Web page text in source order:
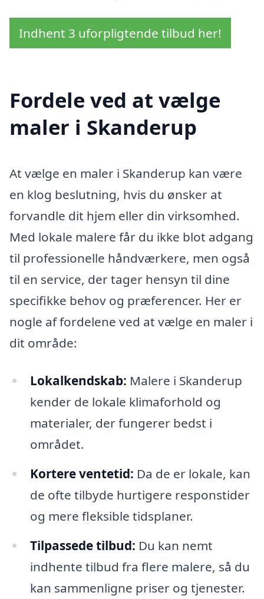
Indhent 3 uforpligtende tilbud her!
Fordele ved at vælge
maler i Skanderup
At vælge en maler i Skanderup kan være
en klog beslutning, hvis du ønsker at
forvandle dit hjem eller din virksomhed.
Med lokale malere får du ikke blot adgang
til professionelle håndværkere, men også
til en service, der tager hensyn til dine
specifikke behov og præferencer. Her er
nogle af fordelene ved at vælge en maler i
dit område:
Lokalkendskab: Malere i Skanderup
kender de lokale klimaforhold og
materialer, der fungerer bedst i
området.
Kortere ventetid: Da de er lokale, kan
de ofte tilbyde hurtigere responstider
og mere fleksible tidsplaner.
Tilpassede tilbud: Du kan nemt
indhente tilbud fra flere malere, så du
kan sammenligne priser og tjenester.